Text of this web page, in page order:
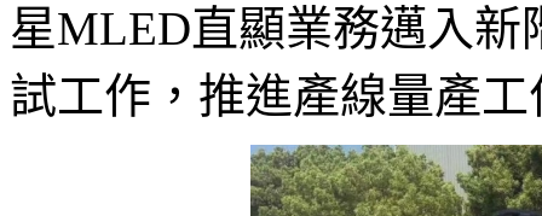
星MLED直顯業務邁入
試工作，推進產線量產